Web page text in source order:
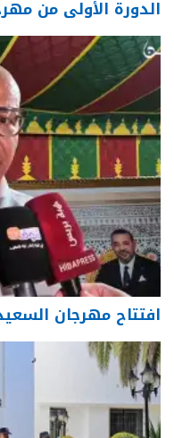
الدورة الأولى من
افتتاح مهرجان